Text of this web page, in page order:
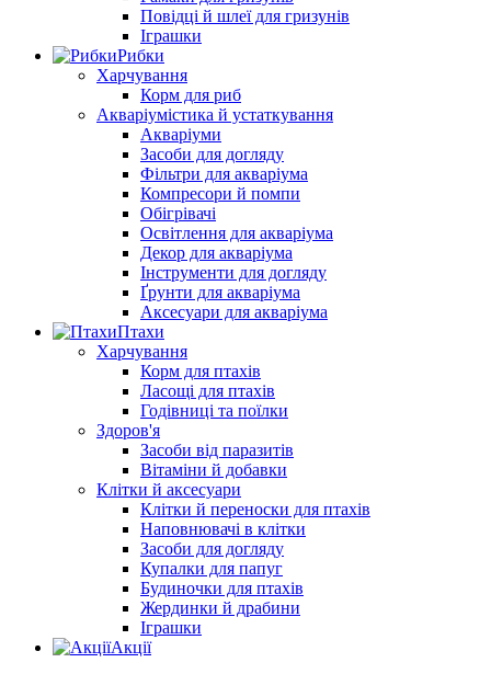
Повідці й шлеї для гризунів
Іграшки
Рибки
Харчування
Корм для риб
Акваріумістика й устаткування
Акваріуми
Засоби для догляду
Фільтри для акваріума
Компресори й помпи
Обігрівачі
Освітлення для акваріума
Декор для акваріума
Інструменти для догляду
Ґрунти для акваріума
Аксесуари для акваріума
Птахи
Харчування
Корм для птахів
Ласощі для птахів
Годівниці та поїлки
Здоров'я
Засоби від паразитів
Вітаміни й добавки
Клітки й аксесуари
Клітки й переноски для птахів
Наповнювачі в клітки
Засоби для догляду
Купалки для папуг
Будиночки для птахів
Жердинки й драбини
Іграшки
Акції